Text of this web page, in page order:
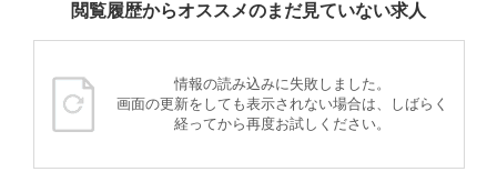
閲覧履歴からオススメのまだ見ていない求人
情報の読み込みに失敗しました。
画面の更新をしても表示されない場合は、しばらく
経ってから再度お試しください。